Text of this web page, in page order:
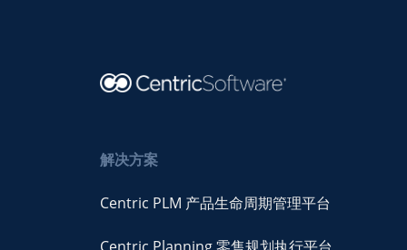
解决方案
Centric PLM 产品生命周期管理平台